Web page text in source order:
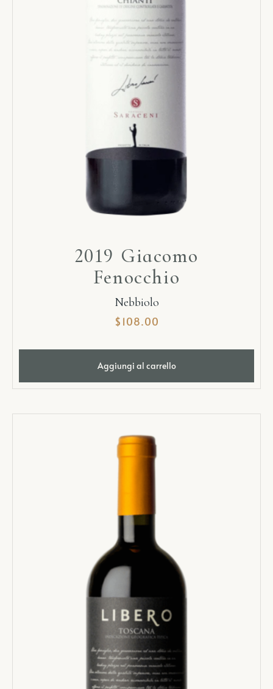
2019 Giacomo
Fenocchio
Nebbiolo
$ 108.00
Aggiungi al carrello